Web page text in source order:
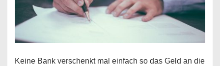
möglich!
Keine Bank verschenkt mal einfach so das Geld an die